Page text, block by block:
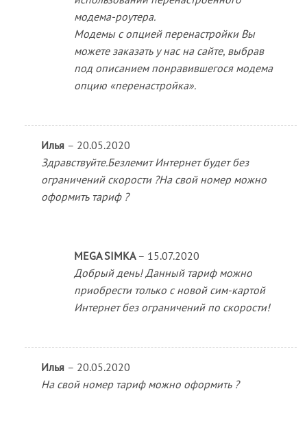
модема-роутера.
Модемы с опцией перенастройки Вы
можете заказать у нас на сайте, выбрав
под описанием понравившегося модема
опцию «перенастройка».
Илья – 20.05.2020
Здравствуйте.Безлемит Интернет будет без
ограничений скорости ?На свой номер можно
оформить тариф ?
MEGA SIMKA – 15.07.2020
Добрый день! Данный тариф можно
приобрести только с новой сим-картой
Интернет без ограничений по скорости!
Илья – 20.05.2020
На свой номер тариф можно оформить ?